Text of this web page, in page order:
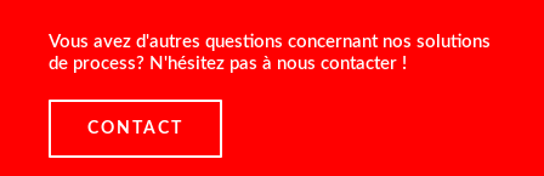
Vous avez d'autres questions concernant nos solutions
de process? N'hésitez pas à nous contacter !
CONTACT